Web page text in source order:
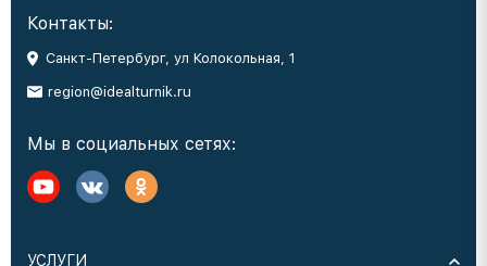
Контакты:
Санкт-Петербург, ул Колокольная, 1
region@idealturnik.ru
Мы в социальных сетях:
УСЛУГИ